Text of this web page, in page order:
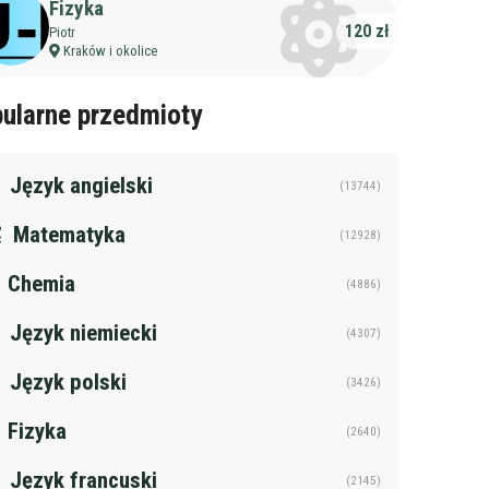
Fizyka
Piotr
Kraków i okolice
120 zł
przedmioty
Język angielski (13744)
Matematyka (12928)
Chemia (4886)
Język niemiecki (4307)
Język polski (3426)
Fizyka (2640)
Język francuski (2145)